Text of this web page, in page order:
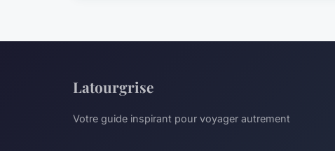
Latourgrise
Votre guide inspirant pour voyager autrement